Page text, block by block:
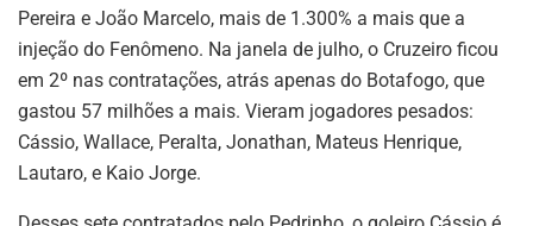
Pereira e João Marcelo, mais de 1.300% a mais que a
injeção do Fenômeno. Na janela de julho, o Cruzeiro ficou
em 2º nas contratações, atrás apenas do Botafogo, que
gastou 57 milhões a mais. Vieram jogadores pesados:
Cássio, Wallace, Peralta, Jonathan, Mateus Henrique,
Lautaro, e Kaio Jorge.